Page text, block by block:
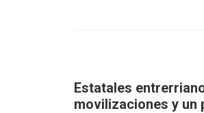
Estatales
movilizaciones y un